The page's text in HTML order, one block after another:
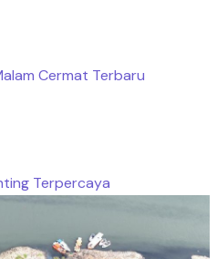
Cermat Terbaru
Terpercaya